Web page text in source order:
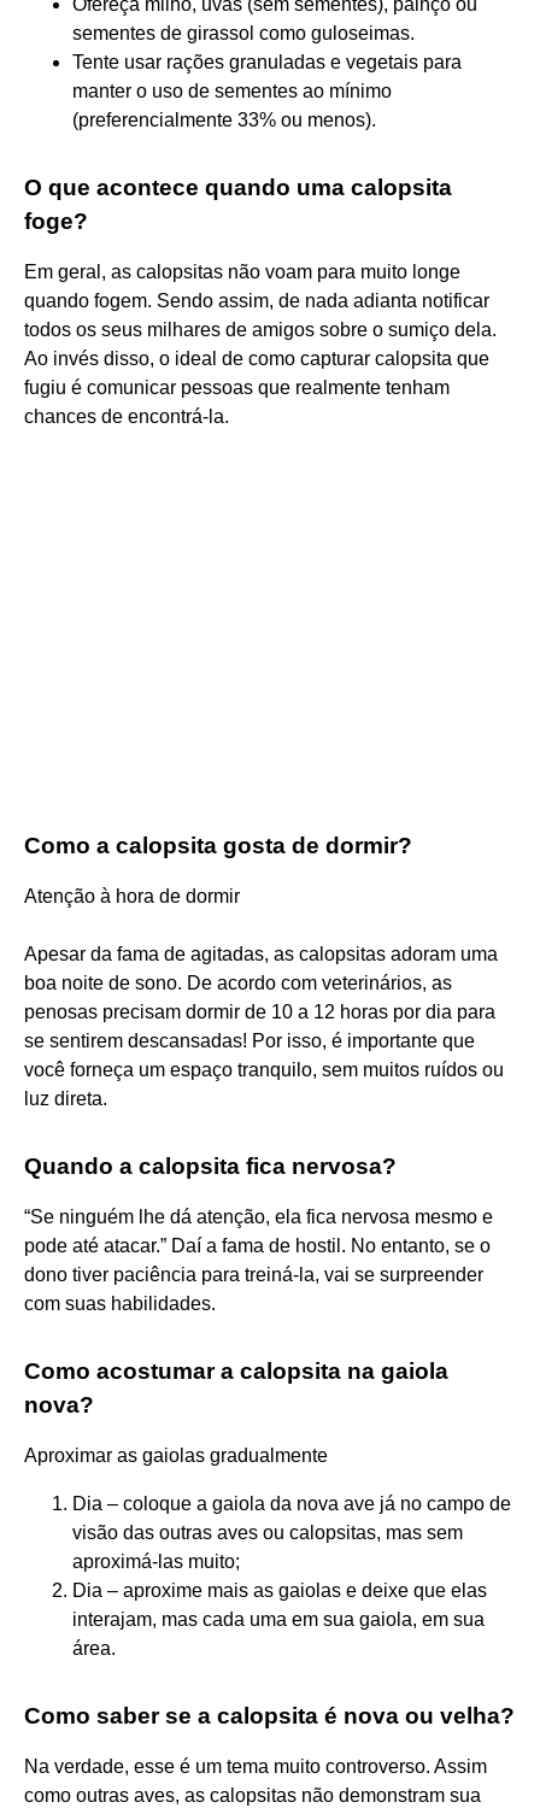
sementes de girassol como guloseimas.
Tente usar rações granuladas e vegetais para
manter o uso de sementes ao mínimo
(preferencialmente 33% ou menos).
O que acontece quando uma calopsita
foge?
Em geral, as calopsitas não voam para muito longe
quando fogem. Sendo assim, de nada adianta notificar
todos os seus milhares de amigos sobre o sumiço dela.
Ao invés disso, o ideal de como capturar calopsita que
fugiu é comunicar pessoas que realmente tenham
chances de encontrá-la.
Como a calopsita gosta de dormir?
Atenção à hora de dormir
Apesar da fama de agitadas, as calopsitas adoram uma
boa noite de sono. De acordo com veterinários, as
penosas precisam dormir de 10 a 12 horas por dia para
se sentirem descansadas! Por isso, é importante que
você forneça um espaço tranquilo, sem muitos ruídos ou
luz direta.
Quando a calopsita fica nervosa?
“Se ninguém lhe dá atenção, ela fica nervosa mesmo e
pode até atacar.” Daí a fama de hostil. No entanto, se o
dono tiver paciência para treiná-la, vai se surpreender
com suas habilidades.
Como acostumar a calopsita na gaiola
nova?
Aproximar as gaiolas gradualmente
Dia – coloque a gaiola da nova ave já no campo de
visão das outras aves ou calopsitas, mas sem
aproximá-las muito;
Dia – aproxime mais as gaiolas e deixe que elas
interajam, mas cada uma em sua gaiola, em sua
área.
Como saber se a calopsita é nova ou velha?
Na verdade, esse é um tema muito controverso. Assim
como outras aves, as calopsitas não demonstram sua